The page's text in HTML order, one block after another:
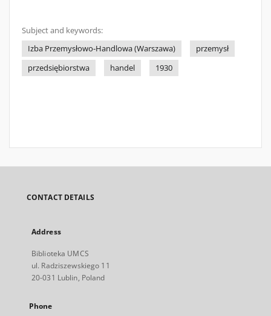
Subject and keywords:
Izba Przemysłowo-Handlowa (Warszawa)
przemysł
przedsiębiorstwa
handel 1930
CONTACT DETAILS
Address
Biblioteka UMCS
ul. Radziszewskiego 11
20-031 Lublin, Poland
Phone